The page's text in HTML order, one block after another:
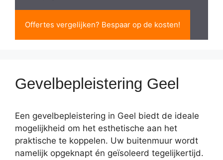
Offertes vergelijken? Bespaar op de kosten!
Gevelbepleistering Geel
Een gevelbepleistering in Geel biedt de ideale
mogelijkheid om het esthetische aan het
praktische te koppelen. Uw buitenmuur wordt
namelijk opgeknapt én geïsoleerd tegelijkertijd.